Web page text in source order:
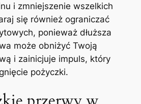
i zmniejszenie wszelkich
się również ograniczać
ponieważ dłuższa
może obniżyć Twoją
i zainicjuje impuls, który
pożyczki.